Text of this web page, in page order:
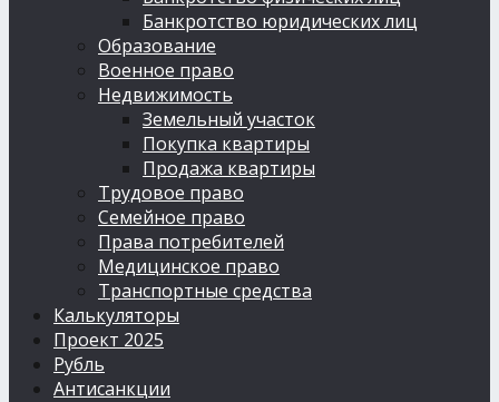
Банкротство юридических лиц
Образование
Военное право
Недвижимость
Земельный участок
Покупка квартиры
Продажа квартиры
Трудовое право
Семейное право
Права потребителей
Медицинское право
Транспортные средства
Калькуляторы
Проект 2025
Рубль
Антисанкции